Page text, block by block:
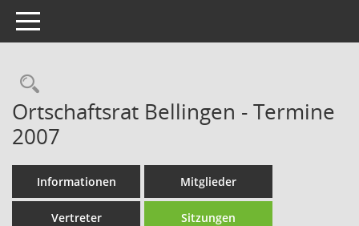
Toggle navigation
Rechercheauswahl
Ortschaftsrat Bellingen - Termine
2007
Informationen Mitglieder
Vertreter Sitzungen